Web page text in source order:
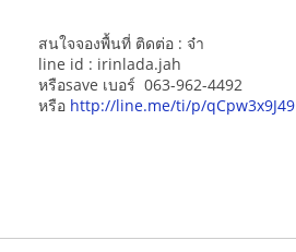
สนใจจองพื้นที่ ติดต่อ : จ๋า
line id : irinlada.jah
หรือsave เบอร์ 063-962-4492
หรือ http://line.me/ti/p/qCpw3x9J49